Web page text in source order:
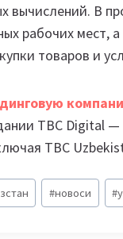
вычислений. В
рабочих мест,
товаров и
TBC Digital
TBC
#новоси #